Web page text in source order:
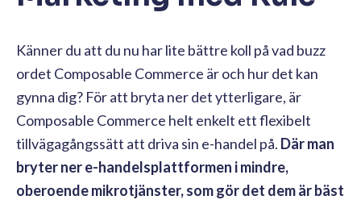
Känner du att du nu har lite bättre koll på vad buzz
ordet Composable Commerce är och hur det kan
gynna dig? För att bryta ner det ytterligare, är
Composable Commerce helt enkelt ett flexibelt
tillvägagångssätt att driva sin e-handel på. Där man
bryter ner e-handelsplattformen i mindre,
oberoende mikrotjänster, som gör det dem är bäst